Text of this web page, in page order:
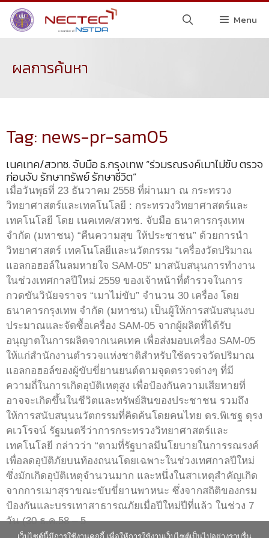
Menu
ผลการค้นหา
Tag: news-pr-sam05
เนคเทค/สวทช. จับมือ ธ.กรุงเทพ “ร่วมรณรงค์เมาไม่ขับ ตรวจ
ก่อนจับ รักษาทรัพย์ รักษาชีวิต”
เมื่อวันพุธที่ 23 ธันวาคม 2558 ที่ผ่านมา ณ กระทรวง
วิทยาศาสตร์และเทคโนโลยี : กระทรวงวิทยาศาสตร์และ
เทคโนโลยี โดย เนคเทค/สวทช. จับมือ ธนาคารกรุงเทพ
จำกัด (มหาชน) “คืนความสุข ให้ประชาชน” ด้วยการนำ
วิทยาศาสตร์ เทคโนโลยีและนวัตกรรม “เครื่องวัดปริมาณ
แอลกอฮอล์ในลมหายใจ SAM-05” มาสนับสนุนการทำงาน
ในช่วงเทศกาลปีใหม่ 2559 ของเจ้าหน้าที่ตำรวจในการ
กวดขันวินัยจราจร “เมาไม่ขับ” จำนวน 30 เครื่อง โดย
ธนาคารกรุงเทพ จำกัด (มหาชน) เป็นผู้ให้การสนับสนุนงบ
ประมาณและจัดซื้อเครื่อง SAM-05 จากผู้ผลิตที่ได้รับ
อนุญาตในการผลิตจากเนคเทค เพื่อส่งมอบเครื่อง SAM-05
ให้แก่สำนักงานตำรวจแห่งชาติสำหรับใช้ตรวจวัดปริมาณ
แอลกอฮอล์ของผู้ขับขี่ยานยนต์ตามจุดตรวจต่างๆ ที่มี
ความถี่ในการเกิดอุบัติเหตุสูง เพื่อป้องกันความเสียหายที่
อาจจะเกิดขึ้นในชีวิตและทรัพย์สินของประชาชน รวมถึง
ให้การสนับสนุนนวัตกรรมที่คิดค้นโดยคนไทย ดร.พิเชฐ ดุรง
คเวโรจน์ รัฐมนตรีว่าการกระทรวงวิทยาศาสตร์และ
เทคโนโลยี กล่าวว่า “ตามที่รัฐบาลมีนโยบายในการรณรงค์
เพื่อลดอุบัติภัยบนท้องถนนโดยเฉพาะในช่วงเทศกาลปีใหม่
ซึ่งมักเกิดอุบัติเหตุจำนวนมาก และหนึ่งในสาเหตุสำคัญเกิด
จากการเมาสุราขณะขับขี่ยานพาหนะ ซึ่งจากสถิติของกรม
ป้องกันและบรรเทาสาธารณภัยเมื่อปีใหม่ปีที่แล้ว ในช่วง 7
วัน (30 ธ.ค.58 – 5